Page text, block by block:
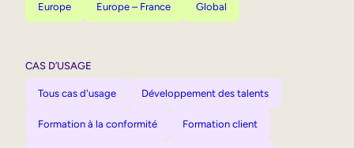
Europe Europe – France Global
CAS D’USAGE
Tous cas d'usage Développement des talents
Formation à la conformité Formation client